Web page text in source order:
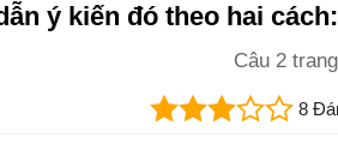
ý kiến đó theo hai
Câu 2
8